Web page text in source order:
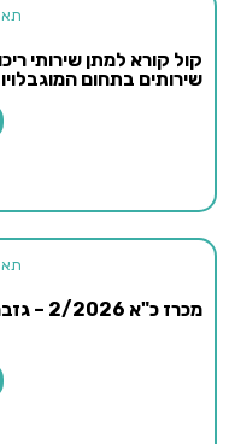
קול קורא למתן שירותי
שירותים בתחום
מכרז כ"א 2/2026 – גזבר/ית לאשכול השרון